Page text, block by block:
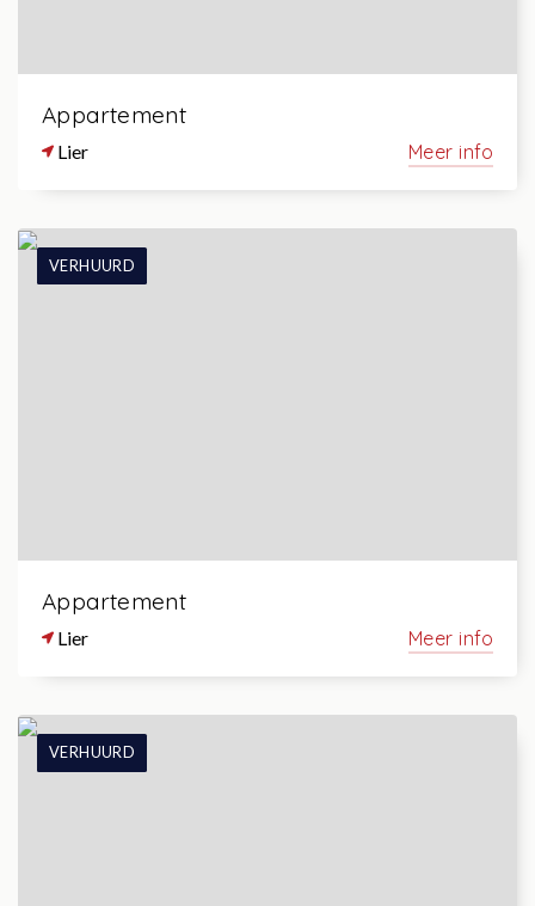
Appartement
Lier Meer info
VERHUURD
Appartement
Lier Meer info
VERHUURD